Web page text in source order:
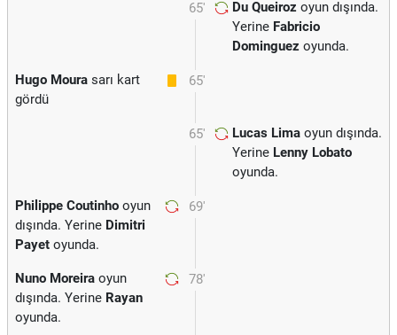
65' Du Queiroz oyun dışında.
Yerine Fabricio
Dominguez oyunda.
65'
Hugo Moura sarı kart
gördü
65' Lucas Lima oyun dışında.
Yerine Lenny Lobato
oyunda.
69'
Philippe Coutinho oyun
dışında. Yerine Dimitri
Payet oyunda.
78'
Nuno Moreira oyun
dışında. Yerine Rayan
oyunda.